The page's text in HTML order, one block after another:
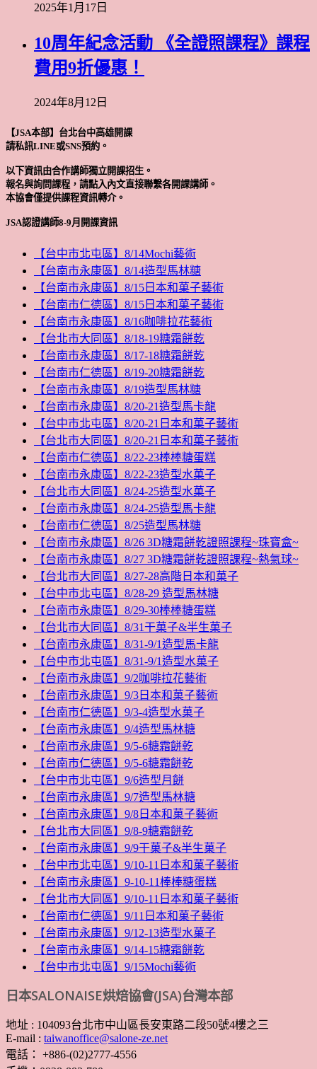
2025年1月17日
10周年紀念活動 《全證照課程》課程
費用9折優惠！
2024年8月12日
【JSA本部】台北台中高雄開課
請私訊LINE或SNS預約。
以下資訊由合作講師獨立開課招生。
報名與詢問課程，請點入內文直接聯繫各開課講師。
本協會僅提供課程資訊轉介。
JSA認證講師8-9月開課資訊
【台中市北屯區】8/14Mochi藝術
【台南市永康區】8/14造型馬林糖
【台南市永康區】8/15日本和菓子藝術
【台南市仁德區】8/15日本和菓子藝術
【台南市永康區】8/16咖啡拉花藝術
【台北市大同區】8/18-19糖霜餅乾
【台南市永康區】8/17-18糖霜餅乾
【台南市仁德區】8/19-20糖霜餅乾
【台南市永康區】8/19造型馬林糖
【台南市永康區】8/20-21造型馬卡龍
【台中市北屯區】8/20-21日本和菓子藝術
【台北市大同區】8/20-21日本和菓子藝術
【台南市仁德區】8/22-23棒棒糖蛋糕
【台南市永康區】8/22-23造型水菓子
【台北市大同區】8/24-25造型水菓子
【台南市永康區】8/24-25造型馬卡龍
【台南市仁德區】8/25造型馬林糖
【台南市永康區】8/26 3D糖霜餅乾證照課程~珠寶盒~
【台南市永康區】8/27 3D糖霜餅乾證照課程~熱氣球~
【台北市大同區】8/27-28高階日本和菓子
【台中市北屯區】8/28-29 造型馬林糖
【台南市永康區】8/29-30棒棒糖蛋糕
【台北市大同區】8/31干菓子&半生菓子
【台南市永康區】8/31-9/1造型馬卡龍
【台中市北屯區】8/31-9/1造型水菓子
【台南市永康區】9/2咖啡拉花藝術
【台南市永康區】9/3日本和菓子藝術
【台南市仁德區】9/3-4造型水菓子
【台南市永康區】9/4造型馬林糖
【台南市永康區】9/5-6糖霜餅乾
【台南市仁德區】9/5-6糖霜餅乾
【台中市北屯區】9/6造型月餅
【台南市永康區】9/7造型馬林糖
【台南市永康區】9/8日本和菓子藝術
【台北市大同區】9/8-9糖霜餅乾
【台南市永康區】9/9干菓子&半生菓子
【台中市北屯區】9/10-11日本和菓子藝術
【台南市永康區】9-10-11棒棒糖蛋糕
【台北市大同區】9/10-11日本和菓子藝術
【台南市仁德區】9/11日本和菓子藝術
【台南市永康區】9/12-13造型水菓子
【台南市永康區】9/14-15糖霜餅乾
【台中市北屯區】9/15Mochi藝術
日本SALONAISE烘焙協會(JSA)台灣本部
地址 : 104093台北市中山區長安東路二段50號4樓之三
E-mail : taiwanoffice@salone-ze.net
電話： +886-(02)2777-4556